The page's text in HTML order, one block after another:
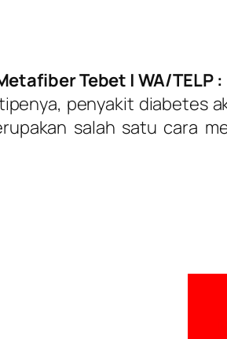
Tebet | WA/TELP
penyakit diabetes
salah satu cara